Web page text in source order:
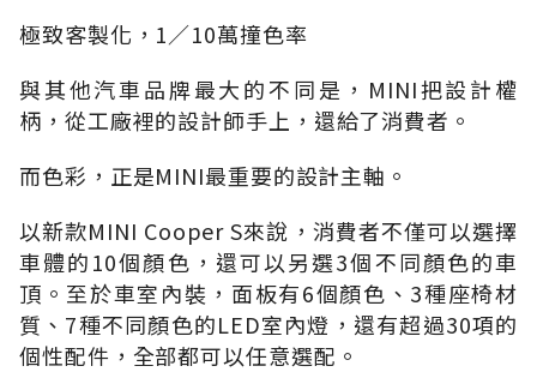
極致客製化，1∕10萬撞色率
與其他汽車品牌最大的不同是，MINI把設計權
柄，從工廠裡的設計師手上，還給了消費者。
而色彩，正是MINI最重要的設計主軸。
以新款MINI Cooper S來說，消費者不僅可以選擇
車體的10個顏色，還可以另選3個不同顏色的車
頂。至於車室內裝，面板有6個顏色、3種座椅材
質、7種不同顏色的LED室內燈，還有超過30項的
個性配件，全部都可以任意選配。